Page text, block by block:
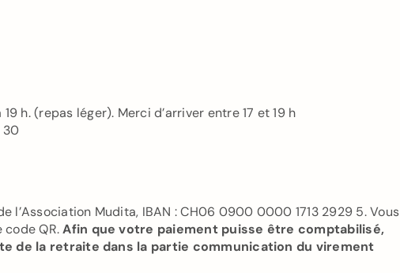
h. (repas léger). Merci d’arriver entre 17 et 19 h
30
l’Association Mudita, IBAN : CH06 0900 0000 1713 2929 5. Vous
code QR.Afin que votre paiement puisse être comptabilisé,
de la retraite dans la partie communication du virement